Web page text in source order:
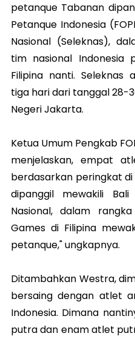
petanque Tabanan
Petanque Indonesia
Nasional (Seleknas),
tim nasional Indonesia
Filipina nanti. Seleknas
tiga hari dari tanggal 28-
Negeri Jakarta.
Ketua Umum Pengkab
menjelaskan, empat
berdasarkan peringkat
dipanggil mewakili
Nasional, dalam
Games di Filipina
petanque," ungkapnya.
Ditambahkan Westra,
bersaing dengan atlet
Indonesia. Dimana
putra dan enam atlet